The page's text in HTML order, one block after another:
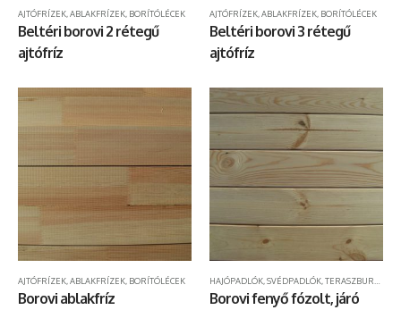
AJTÓFRÍZEK, ABLAKFRÍZEK, BORÍTÓLÉCEK
Beltéri borovi 2 rétegű
ajtófríz
AJTÓFRÍZEK, ABLAKFRÍZEK, BORÍTÓLÉCEK
Beltéri borovi 3 rétegű
ajtófríz
AJTÓFRÍZEK, ABLAKFRÍZEK, BORÍTÓLÉCEK
Borovi ablakfríz
Borovi fenyő fózolt, járó